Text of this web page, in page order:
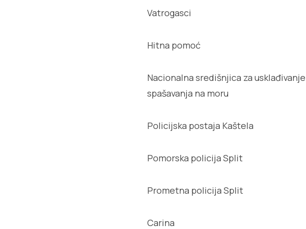
Vatrogasci
Hitna pomoć
Nacionalna središnjica za
spašavanja na moru
Policijska postaja Kaštela
Pomorska policija Split
Prometna policija Split
Carina